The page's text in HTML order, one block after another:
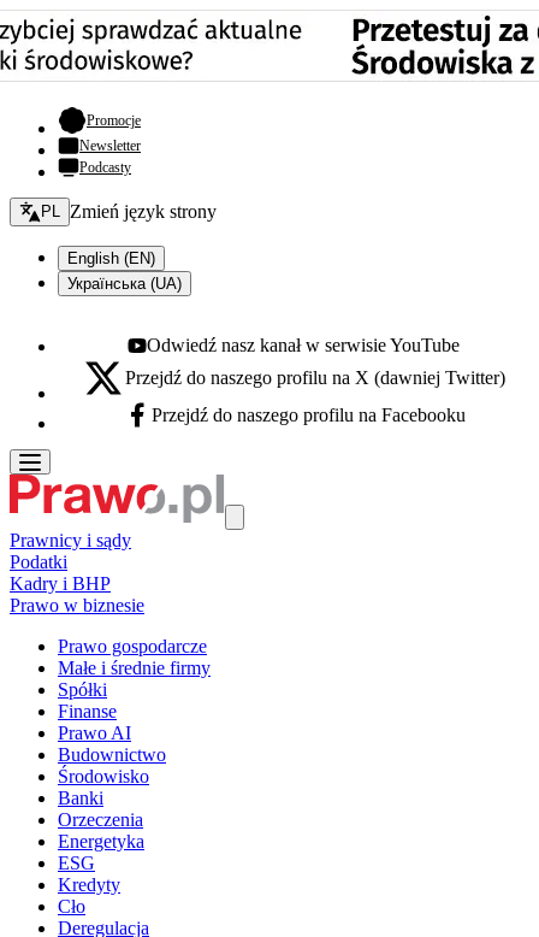
Promocje- otwiera się w nowej karcie
Newsletter
Podcasty
Zmień język - bieżący:
PL Zmień język strony
English (EN)
Українська (UA)
Youtube - otwiera się w nowej karcie
Odwiedź nasz kanał w serwisie YouTube
X - otwiera się w nowej karcie
Przejdź do naszego profilu na X (dawniej Twitter)
Facebook - otwiera się w nowej karcie
Przejdź do naszego profilu na Facebooku
Prawnicy i sądy
Podatki
Kadry i BHP
Prawo w biznesie
Prawo gospodarcze
Małe i średnie firmy
Spółki
Finanse
Prawo AI
Budownictwo
Środowisko
Banki
Orzeczenia
Energetyka
ESG
Kredyty
Cło
Deregulacja